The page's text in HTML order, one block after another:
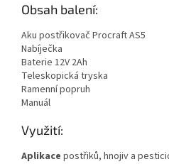
Obsah balení:
Aku postřikovač Procraft AS5
Nabíječka
Baterie 12V 2Ah
Teleskopická tryska
Ramenní popruh
Manuál
Využití:
Aplikace postřiků, hnojiv a